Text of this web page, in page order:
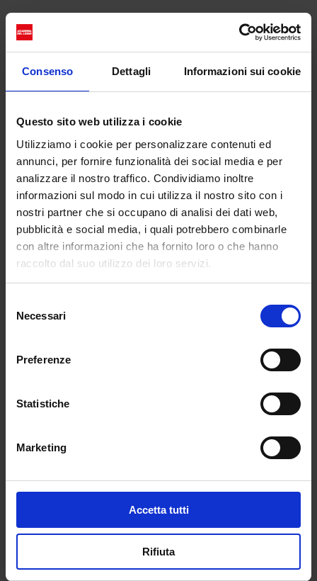
Consenso Dettagli Informazioni sui cookie
Questo sito web utilizza i cookie
Utilizziamo i cookie per personalizzare contenuti ed
annunci, per fornire funzionalità dei social media e per
analizzare il nostro traffico. Condividiamo inoltre
informazioni sul modo in cui utilizza il nostro sito con i
nostri partner che si occupano di analisi dei dati web,
pubblicità e social media, i quali potrebbero combinarle
con altre informazioni che ha fornito loro o che hanno
raccolto dal suo utilizzo dei loro servizi.
delNecessari
Preferenze
Statistiche
Marketing
Accetta tutti
Rifiuta
Il corpo come bussola emotiva
Nostalgia: l’eco del non-vissuto